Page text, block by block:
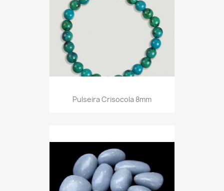
Pulseira Crisocola 8mm